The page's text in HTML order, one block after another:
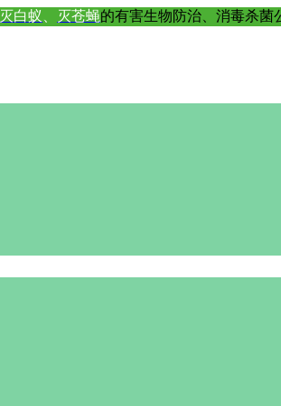
灭白蚁 灭苍蝇的有害生物防治、消毒杀菌